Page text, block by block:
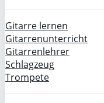
Gitarre lernen
Gitarrenunterricht
Gitarrenlehrer
Schlagzeug
Trompete